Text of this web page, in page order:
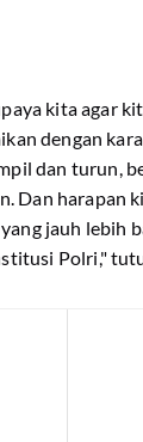
kita agar
dengan
dan turun,
Dan harapan
jauh lebih
Polri,"